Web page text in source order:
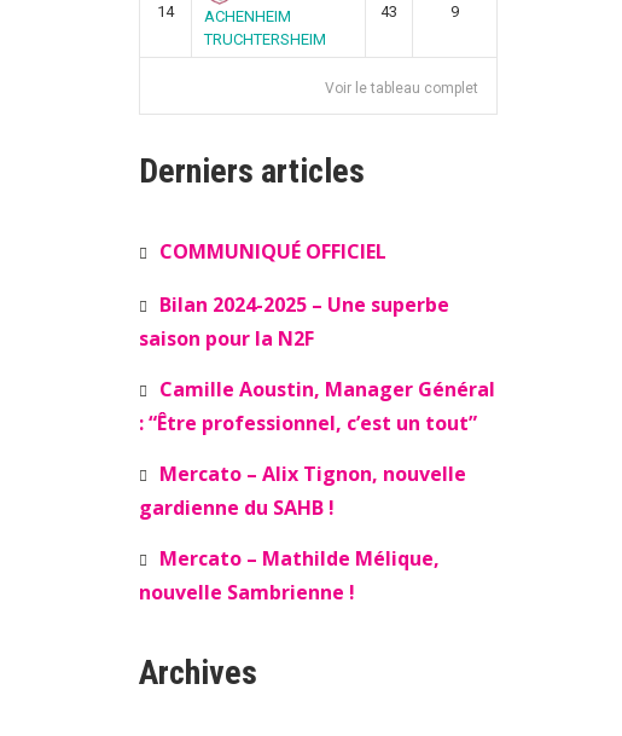
14
ACHENHEIM
TRUCHTERSHEIM
43 9
Voir le tableau complet
Derniers articles
COMMUNIQUÉ OFFICIEL
Bilan 2024-2025 – Une superbe
saison pour la N2F
Camille Aoustin, Manager Général
: “Être professionnel, c’est un tout”
Mercato – Alix Tignon, nouvelle
gardienne du SAHB !
Mercato – Mathilde Mélique,
nouvelle Sambrienne !
Archives